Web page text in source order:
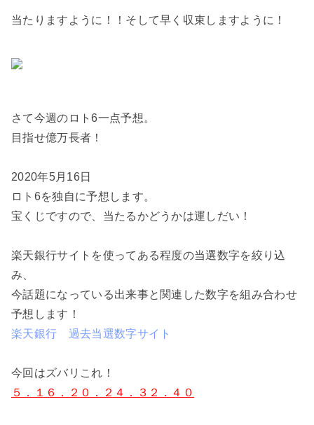
当たりますように！！そして早く収束しますように！
さて今週のロト6一点予想。
目指せ億万長者！
2020年5月16日
ロト6を独自に予想します。
宝くじですので、当たるかどうかは運しだい！
楽天銀行サイトを使ってある程度の当選数字を絞り込
み、
今話題になっている出来事と関連した数字を組み合わせ
予想します！
楽天銀行 過去当選数字サイト
今回はズバリこれ！
５．１６．２０．２４．３２．４０